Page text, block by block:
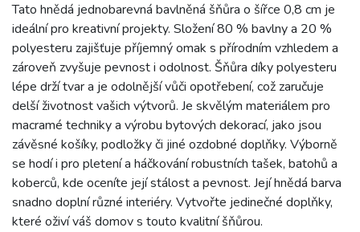
Tato hnědá jednobarevná bavlněná šňůra o šířce 0,8 cm je
ideální pro kreativní projekty. Složení 80 % bavlny a 20 %
polyesteru zajišťuje příjemný omak s přírodním vzhledem a
zároveň zvyšuje pevnost i odolnost. Šňůra díky polyesteru
lépe drží tvar a je odolnější vůči opotřebení, což zaručuje
delší životnost vašich výtvorů. Je skvělým materiálem pro
macramé techniky a výrobu bytových dekorací, jako jsou
závěsné košíky, podložky či jiné ozdobné doplňky. Výborně
se hodí i pro pletení a háčkování robustních tašek, batohů a
koberců, kde oceníte její stálost a pevnost. Její hnědá barva
snadno doplní různé interiéry. Vytvořte jedinečné doplňky,
které oživí váš domov s touto kvalitní šňůrou.